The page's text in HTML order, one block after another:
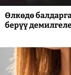
Өлкөдө
берүү